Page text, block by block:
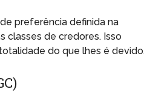
preferência definida na
classes de credores. Isso
do que lhes é